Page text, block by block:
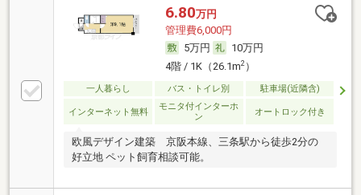
6.80万円
管理費6,000円
5万円
10万円
4階 / 1K（26.1m2）
一人暮らし バス・トイレ別 駐車場(近隣含)
インターネット無料
モニタ付インターホ
ン
オートロック付き
欧風デザイン建築 京阪本線、三条駅から徒歩2分の
好立地 ペット飼育相談可能。